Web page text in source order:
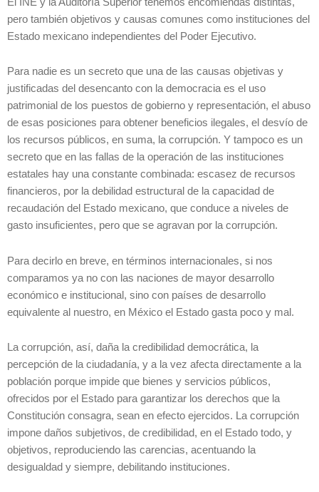
pero también objetivos y causas comunes como instituciones del
Estado mexicano independientes del Poder Ejecutivo.
Para nadie es un secreto que una de las causas objetivas y
justificadas del desencanto con la democracia es el uso
patrimonial de los puestos de gobierno y representación, el abuso
de esas posiciones para obtener beneficios ilegales, el desvío de
los recursos públicos, en suma, la corrupción. Y tampoco es un
secreto que en las fallas de la operación de las instituciones
estatales hay una constante combinada: escasez de recursos
financieros, por la debilidad estructural de la capacidad de
recaudación del Estado mexicano, que conduce a niveles de
gasto insuficientes, pero que se agravan por la corrupción.
Para decirlo en breve, en términos internacionales, si nos
comparamos ya no con las naciones de mayor desarrollo
económico e institucional, sino con países de desarrollo
equivalente al nuestro, en México el Estado gasta poco y mal.
La corrupción, así, daña la credibilidad democrática, la
percepción de la ciudadanía, y a la vez afecta directamente a la
población porque impide que bienes y servicios públicos,
ofrecidos por el Estado para garantizar los derechos que la
Constitución consagra, sean en efecto ejercidos. La corrupción
impone daños subjetivos, de credibilidad, en el Estado todo, y
objetivos, reproduciendo las carencias, acentuando la
desigualdad y siempre, debilitando instituciones.